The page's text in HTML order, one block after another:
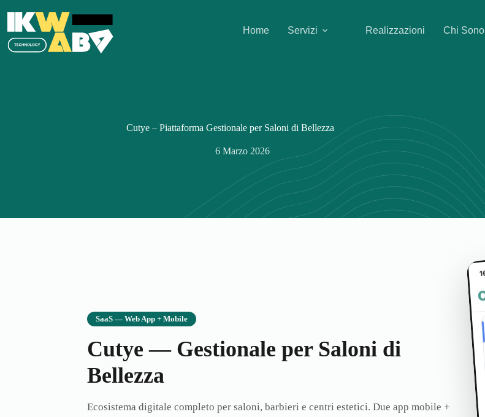
contenuto
Home Servizi Realizzazioni Chi Sono
Cutye – Piattaforma Gestionale per Saloni di Bellezza
6 Marzo 2026
SaaS — Web App + Mobile
Cutye — Gestionale per Saloni di
Bellezza
Ecosistema digitale completo per saloni, barbieri e centri estetici. Due app mobile +